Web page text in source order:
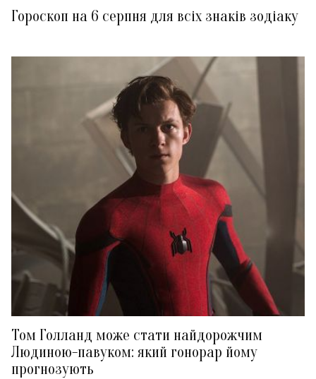
Гороскоп на 6 серпня для всіх знаків зодіаку
Том Голланд може стати найдорожчим
Людиною-павуком: який гонорар йому
прогнозують